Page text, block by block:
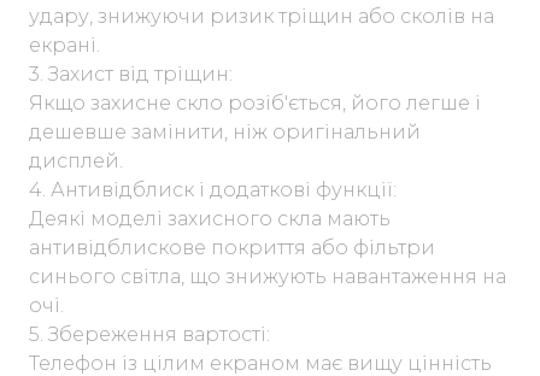
удару, знижуючи ризик тріщин або сколів на
екрані.
3. Захист від тріщин:
Якщо захисне скло розіб'ється, його легше і
дешевше замінити, ніж оригінальний
дисплей.
4. Антивідблиск і додаткові функції:
Деякі моделі захисного скла мають
антивідблискове покриття або фільтри
синього світла, що знижують навантаження на
очі.
5. Збереження вартості:
Телефон із цілим екраном має вищу цінність